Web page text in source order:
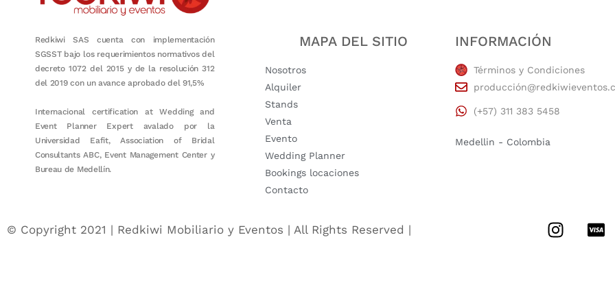
Redkiwi SAS cuenta con implementación
SGSST bajo los requerimientos normativos del
decreto 1072 del 2015 y de la resolución 312
del 2019 con un avance aprobado del 91,5%
Internacional certification at Wedding and
Event Planner Expert avalado por la
Universidad Eafit, Association of Bridal
Consultants ABC, Event Management Center y
Bureau de Medellín.
MAPA DEL SITIO
Nosotros
Alquiler
Stands
Venta
Evento
Wedding Planner
Bookings locaciones
Contacto
INFORMACIÓN
Términos y Condiciones
(+57) 311 383 5458
Medellin - Colombia
© Copyright 2021 | Redkiwi Mobiliario y Eventos | All Rights Reserved |